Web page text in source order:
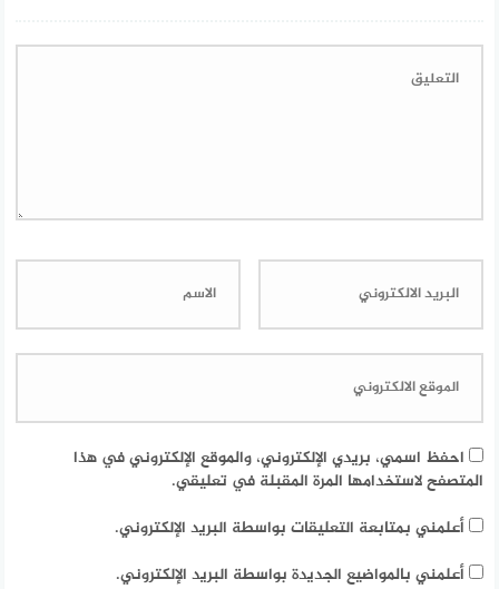
احفظ اسمي، بريدي الإلكتروني، والموقع الإلكتروني في هذا
المتصفح لاستخدامها المرة المقبلة في تعليقي.
أعلمني بمتابعة التعليقات بواسطة البريد الإلكتروني.
أعلمني بالمواضيع الجديدة بواسطة البريد الإلكتروني.